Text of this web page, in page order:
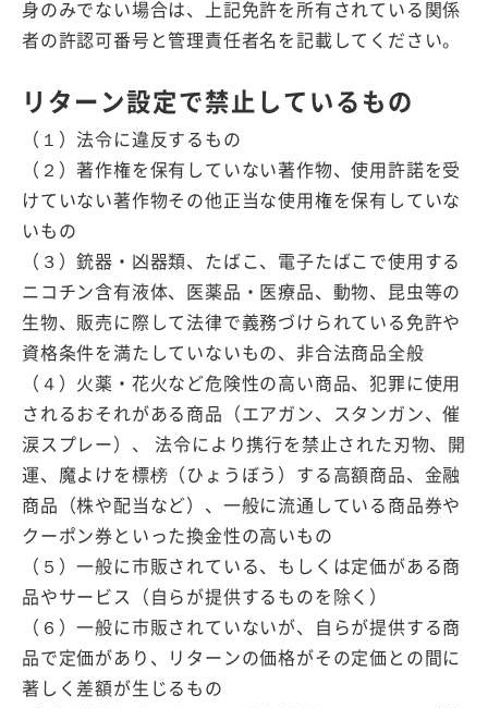
身のみでない場合は、上記免許を所有されている関係
者の許認可番号と管理責任者名を記載してください。
リターン設定で禁止しているもの
（１）法令に違反するもの
（２）著作権を保有していない著作物、使用許諾を受
けていない著作物その他正当な使用権を保有していな
いもの
（３）銃器・凶器類、たばこ、電子たばこで使用する
ニコチン含有液体、医薬品・医療品、動物、昆虫等の
生物、販売に際して法律で義務づけられている免許や
資格条件を満たしていないもの、非合法商品全般
（４）火薬・花火など危険性の高い商品、犯罪に使用
されるおそれがある商品（エアガン、スタンガン、催
涙スプレー）、 法令により携行を禁止された刃物、開
運、魔よけを標榜（ひょうぼう）する高額商品、金融
商品（株や配当など）、一般に流通している商品券や
クーポン券といった換金性の高いもの
（５）一般に市販されている、もしくは定価がある商
品やサービス（自らが提供するものを除く）
（６）一般に市販されていないが、自らが提供する商
品で定価があり、リターンの価格がその定価との間に
著しく差額が生じるもの